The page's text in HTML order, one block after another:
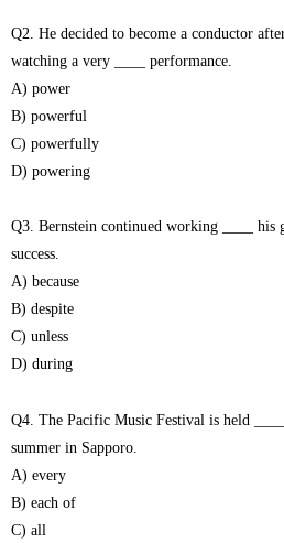
Q2. He decided to become a conductor
watching a very ____ performance.
A) power
B) powerful
C) powerfully
D) powering
Q3. Bernstein continued working ____ his
success.
A) because
B) despite
C) unless
D) during
Q4. The Pacific Music Festival is held ____
summer in Sapporo.
A) every
B) each of
C) all